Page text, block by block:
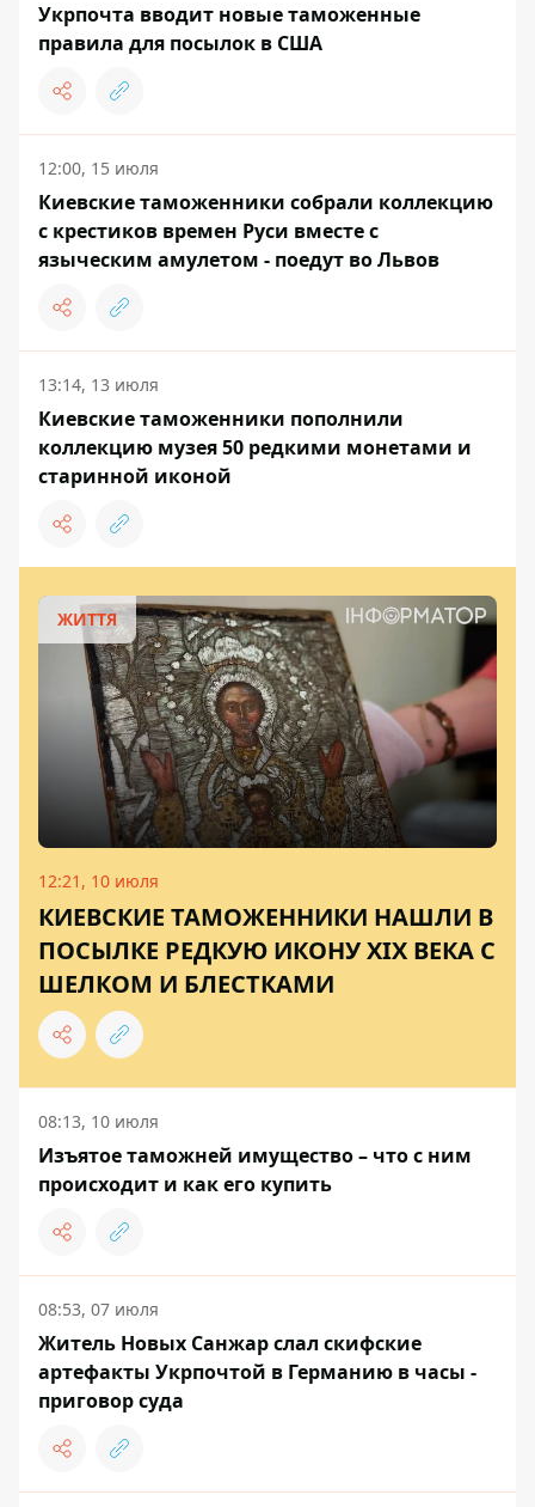
Укрпочта вводит новые таможенные
правила для посылок в США
12:00, 15 июля
Киевские таможенники собрали коллекцию
с крестиков времен Руси вместе с
языческим амулетом - поедут во Львов
13:14, 13 июля
Киевские таможенники пополнили
коллекцию музея 50 редкими монетами и
старинной иконой
ЖИТТЯ
12:21, 10 июля
КИЕВСКИЕ ТАМОЖЕННИКИ НАШЛИ В
ПОСЫЛКЕ РЕДКУЮ ИКОНУ XIX ВЕКА С
ШЕЛКОМ И БЛЕСТКАМИ
08:13, 10 июля
Изъятое таможней имущество – что с ним
происходит и как его купить
08:53, 07 июля
Житель Новых Санжар слал скифские
артефакты Укрпочтой в Германию в часы -
приговор суда